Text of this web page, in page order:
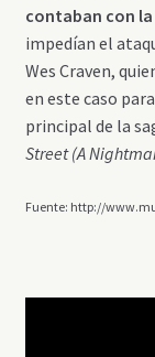
contaban con la
impedían el
Wes Craven,
en este caso
principal de la
Street (A
Fuente: http://